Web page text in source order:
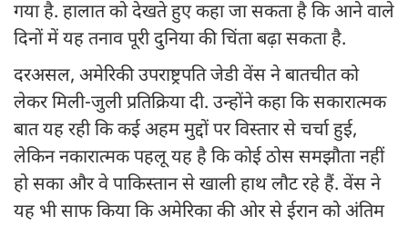
गया है. हालात को देखते हुए कहा जा सकता है कि आने वाले
दिनों में यह तनाव पूरी दुनिया की चिंता बढ़ा सकता है.
दरअसल, अमेरिकी उपराष्ट्रपति जेडी वेंस ने बातचीत को
लेकर मिली-जुली प्रतिक्रिया दी. उन्होंने कहा कि सकारात्मक
बात यह रही कि कई अहम मुद्दों पर विस्तार से चर्चा हुई,
लेकिन नकारात्मक पहलू यह है कि कोई ठोस समझौता नहीं
हो सका और वे पाकिस्तान से खाली हाथ लौट रहे हैं. वेंस ने
यह भी साफ किया कि अमेरिका की ओर से ईरान को अंतिम